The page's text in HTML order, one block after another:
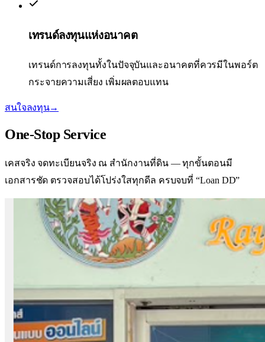
เทรนด์ลงทุนแห่งอนาคต
เทรนด์การลงทุนทั้งในปัจจุบันและอนาคตที่ควรมีในพอร์ต
กระจายความเสี่ยง เพิ่มผลตอบแทน
สนใจลงทุน→
One-Stop Service
เคสจริง จดทะเบียนจริง ณ สำนักงานที่ดิน — ทุกขั้นตอนมี
เอกสารชัด ตรวจสอบได้โปร่งใสทุกดีล ครบจบที่ “Loan DD”